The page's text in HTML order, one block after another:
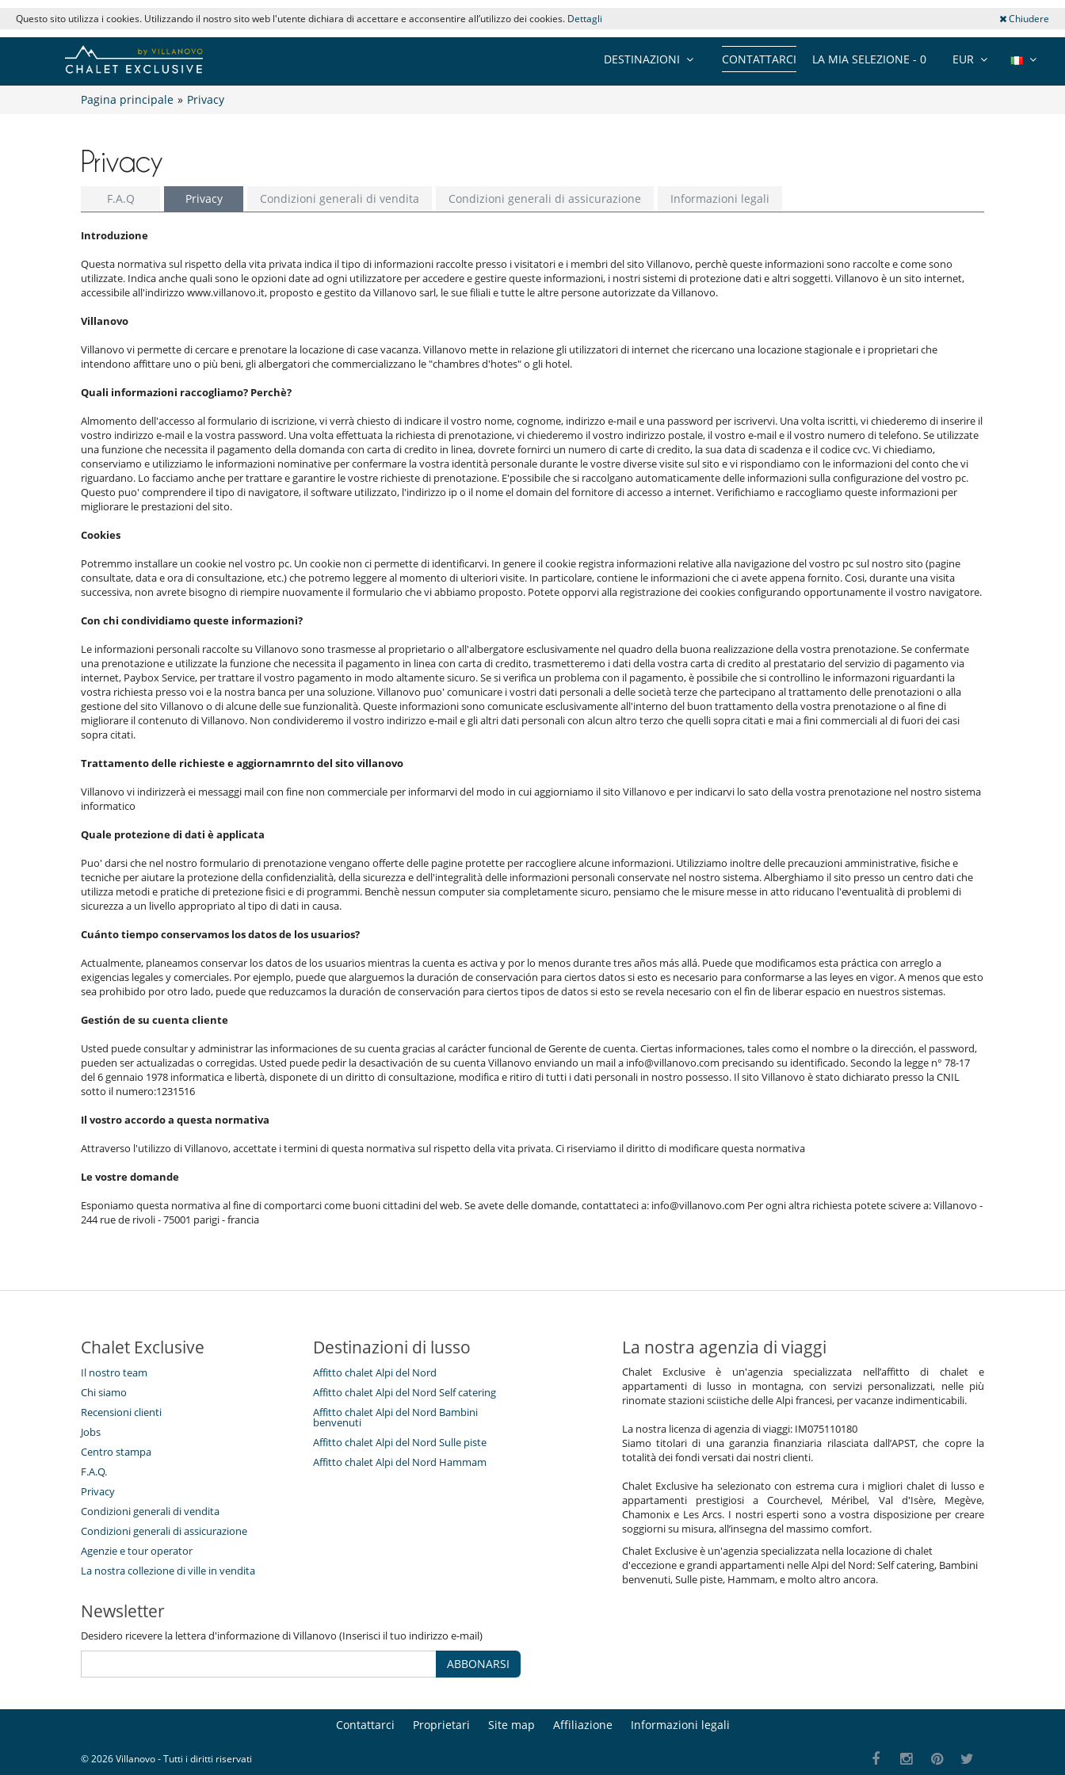
Questo sito utilizza i cookies. Utilizzando il nostro sito web l'utente dichiara di accettare e acconsentire all’utilizzo dei cookies. Dettagli Chiudere
EUR
LA MIA SELEZIONE - 0
CONTATTARCI
DESTINAZIONI
Pagina principale » Privacy
Privacy
F.A.Q Privacy Condizioni generali di vendita Condizioni generali di assicurazione Informazioni legali
Introduzione
Questa normativa sul rispetto della vita privata indica il tipo di informazioni raccolte presso i visitatori e i membri del sito Villanovo, perchè queste informazioni sono raccolte e come sono
utilizzate. Indica anche quali sono le opzioni date ad ogni utilizzatore per accedere e gestire queste informazioni, i nostri sistemi di protezione dati e altri soggetti. Villanovo è un sito internet,
accessibile all'indirizzo www.villanovo.it, proposto e gestito da Villanovo sarl, le sue filiali e tutte le altre persone autorizzate da Villanovo.
Villanovo
Villanovo vi permette di cercare e prenotare la locazione di case vacanza. Villanovo mette in relazione gli utilizzatori di internet che ricercano una locazione stagionale e i proprietari che
intendono affittare uno o più beni, gli albergatori che commercializzano le "chambres d'hotes" o gli hotel.
Quali informazioni raccogliamo? Perchè?
Almomento dell'accesso al formulario di iscrizione, vi verrà chiesto di indicare il vostro nome, cognome, indirizzo e-mail e una password per iscrivervi. Una volta iscritti, vi chiederemo di inserire il
vostro indirizzo e-mail e la vostra password. Una volta effettuata la richiesta di prenotazione, vi chiederemo il vostro indirizzo postale, il vostro e-mail e il vostro numero di telefono. Se utilizzate
una funzione che necessita il pagamento della domanda con carta di credito in linea, dovrete fornirci un numero di carte di credito, la sua data di scadenza e il codice cvc. Vi chiediamo,
conserviamo e utilizziamo le informazioni nominative per confermare la vostra identità personale durante le vostre diverse visite sul sito e vi rispondiamo con le informazioni del conto che vi
riguardano. Lo facciamo anche per trattare e garantire le vostre richieste di prenotazione. E'possibile che si raccolgano automaticamente delle informazioni sulla configurazione del vostro pc.
Questo puo' comprendere il tipo di navigatore, il software utilizzato, l'indirizzo ip o il nome el domain del fornitore di accesso a internet. Verifichiamo e raccogliamo queste informazioni per
migliorare le prestazioni del sito.
Cookies
Potremmo installare un cookie nel vostro pc. Un cookie non ci permette di identificarvi. In genere il cookie registra informazioni relative alla navigazione del vostro pc sul nostro sito (pagine
consultate, data e ora di consultazione, etc.) che potremo leggere al momento di ulteriori visite. In particolare, contiene le informazioni che ci avete appena fornito. Cosi, durante una visita
successiva, non avrete bisogno di riempire nuovamente il formulario che vi abbiamo proposto. Potete opporvi alla registrazione dei cookies configurando opportunamente il vostro navigatore.
Con chi condividiamo queste informazioni?
Le informazioni personali raccolte su Villanovo sono trasmesse al proprietario o all'albergatore esclusivamente nel quadro della buona realizzazione della vostra prenotazione. Se confermate
una prenotazione e utilizzate la funzione che necessita il pagamento in linea con carta di credito, trasmetteremo i dati della vostra carta di credito al prestatario del servizio di pagamento via
internet, Paybox Service, per trattare il vostro pagamento in modo altamente sicuro. Se si verifica un problema con il pagamento, è possibile che si controllino le informazoni riguardanti la
vostra richiesta presso voi e la nostra banca per una soluzione. Villanovo puo' comunicare i vostri dati personali a delle società terze che partecipano al trattamento delle prenotazioni o alla
gestione del sito Villanovo o di alcune delle sue funzionalità. Queste informazioni sono comunicate esclusivamente all'interno del buon trattamento della vostra prenotazione o al fine di
migliorare il contenuto di Villanovo. Non condivideremo il vostro indirizzo e-mail e gli altri dati personali con alcun altro terzo che quelli sopra citati e mai a fini commerciali al di fuori dei casi
sopra citati.
Trattamento delle richieste e aggiornamrnto del sito villanovo
Villanovo vi indirizzerà ei messaggi mail con fine non commerciale per informarvi del modo in cui aggiorniamo il sito Villanovo e per indicarvi lo sato della vostra prenotazione nel nostro sistema
informatico
Quale protezione di dati è applicata
Puo' darsi che nel nostro formulario di prenotazione vengano offerte delle pagine protette per raccogliere alcune informazioni. Utilizziamo inoltre delle precauzioni amministrative, fisiche e
tecniche per aiutare la protezione della confidenzialità, della sicurezza e dell'integralità delle informazioni personali conservate nel nostro sistema. Alberghiamo il sito presso un centro dati che
utilizza metodi e pratiche di pretezione fisici e di programmi. Benchè nessun computer sia completamente sicuro, pensiamo che le misure messe in atto riducano l'eventualità di problemi di
sicurezza a un livello appropriato al tipo di dati in causa.
Cuánto tiempo conservamos los datos de los usuarios?
Actualmente, planeamos conservar los datos de los usuarios mientras la cuenta es activa y por lo menos durante tres años más allá. Puede que modificamos esta práctica con arreglo a
exigencias legales y comerciales. Por ejemplo, puede que alarguemos la duración de conservación para ciertos datos si esto es necesario para conformarse a las leyes en vigor. A menos que esto
sea prohibido por otro lado, puede que reduzcamos la duración de conservación para ciertos tipos de datos si esto se revela necesario con el fin de liberar espacio en nuestros sistemas.
Gestión de su cuenta cliente
Usted puede consultar y administrar las informaciones de su cuenta gracias al carácter funcional de Gerente de cuenta. Ciertas informaciones, tales como el nombre o la dirección, el password,
pueden ser actualizadas o corregidas. Usted puede pedir la desactivación de su cuenta Villanovo enviando un mail a info@villanovo.com precisando su identificado. Secondo la legge n° 78-17
del 6 gennaio 1978 informatica e libertà, disponete di un diritto di consultazione, modifica e ritiro di tutti i dati personali in nostro possesso. Il sito Villanovo è stato dichiarato presso la CNIL
sotto il numero:1231516
Il vostro accordo a questa normativa
Attraverso l'utilizzo di Villanovo, accettate i termini di questa normativa sul rispetto della vita privata. Ci riserviamo il diritto di modificare questa normativa
Le vostre domande
Esponiamo questa normativa al fine di comportarci come buoni cittadini del web. Se avete delle domande, contattateci a: info@villanovo.com Per ogni altra richiesta potete scivere a: Villanovo -
244 rue de rivoli - 75001 parigi - francia
Chalet Exclusive
Il nostro team
Chi siamo
Recensioni clienti
Jobs
Centro stampa
F.A.Q.
Privacy
Condizioni generali di vendita
Condizioni generali di assicurazione
Agenzie e tour operator
La nostra collezione di ville in vendita
Destinazioni di lusso
Affitto chalet Alpi del Nord
Affitto chalet Alpi del Nord Self catering
Affitto chalet Alpi del Nord Bambini
benvenuti
Affitto chalet Alpi del Nord Sulle piste
Affitto chalet Alpi del Nord Hammam
La nostra agenzia di viaggi
Chalet Exclusive è un'agenzia specializzata nell’affitto di chalet e
appartamenti di lusso in montagna, con servizi personalizzati, nelle più
rinomate stazioni sciistiche delle Alpi francesi, per vacanze indimenticabili.
La nostra licenza di agenzia di viaggi: IM075110180
Siamo titolari di una garanzia finanziaria rilasciata dall’APST, che copre la
totalità dei fondi versati dai nostri clienti.
Chalet Exclusive ha selezionato con estrema cura i migliori chalet di lusso e
appartamenti prestigiosi a Courchevel, Méribel, Val d'Isère, Megève,
Chamonix e Les Arcs. I nostri esperti sono a vostra disposizione per creare
soggiorni su misura, all’insegna del massimo comfort.
Chalet Exclusive è un'agenzia specializzata nella locazione di chalet
d'eccezione e grandi appartamenti nelle Alpi del Nord: Self catering, Bambini
benvenuti, Sulle piste, Hammam, e molto altro ancora.
Newsletter
Desidero ricevere la lettera d'informazione di Villanovo (Inserisci il tuo indirizzo e-mail)
ABBONARSI
Contattarci Proprietari Site map Affiliazione Informazioni legali
© 2026 Villanovo - Tutti i diritti riservati